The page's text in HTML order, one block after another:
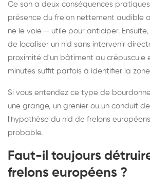
Ce son a deux conséquences
présence du frelon nettement audible
ne le voie — utile pour anticiper.
de localiser un nid sans intervenir
proximité d'un bâtiment au crépuscule
minutes suffit parfois à identifier la
Si vous entendez ce type de
une grange, un grenier ou un conduit
l'hypothèse du nid de frelons
probable.
Faut-il toujours
frelons européens ?